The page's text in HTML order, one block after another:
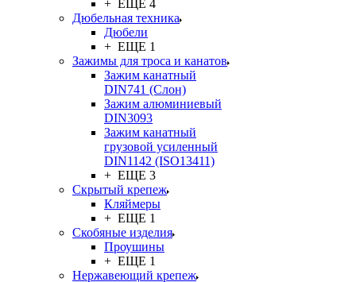
+ ЕЩЕ 4
Дюбельная техника
Дюбели
+ ЕЩЕ 1
Зажимы для троса и канатов
Зажим канатный
DIN741 (Cлон)
Зажим алюминиевый
DIN3093
Зажим канатный
грузовой усиленный
DIN1142 (ISO13411)
+ ЕЩЕ 3
Скрытый крепеж
Кляймеры
+ ЕЩЕ 1
Скобяные изделия
Проушины
+ ЕЩЕ 1
Нержавеющий крепеж